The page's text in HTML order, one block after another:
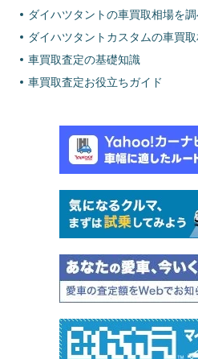
ダイハツタントの車買取相場を
ダイハツタントカスタムの車買
車買取査定の基礎知識
車買取査定お役立ちガイド